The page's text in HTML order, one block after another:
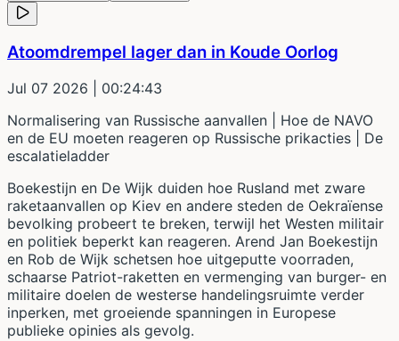
Atoomdrempel lager dan in Koude Oorlog
Jul 07 2026 | 00:24:43
Normalisering van Russische aanvallen | Hoe de NAVO
en de EU moeten reageren op Russische prikacties | De
escalatieladder
Boekestijn en De Wijk duiden hoe Rusland met zware
raketaanvallen op Kiev en andere steden de Oekraïense
bevolking probeert te breken, terwijl het Westen militair
en politiek beperkt kan reageren. Arend Jan Boekestijn
en Rob de Wijk schetsen hoe uitgeputte voorraden,
schaarse Patriot-raketten en vermenging van burger- en
militaire doelen de westerse handelingsruimte verder
inperken, met groeiende spanningen in Europese
publieke opinies als gevolg.